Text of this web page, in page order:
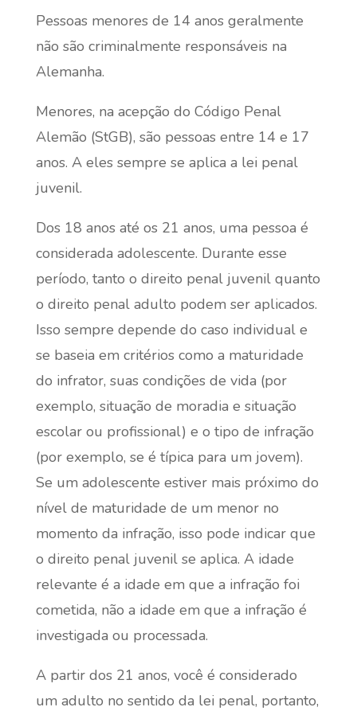
Pessoas menores de 14 anos geralmente
não são criminalmente responsáveis na
Alemanha.
Menores, na acepção do Código Penal
Alemão (StGB), são pessoas entre 14 e 17
anos. A eles sempre se aplica a lei penal
juvenil.
Dos 18 anos até os 21 anos, uma pessoa é
considerada adolescente. Durante esse
período, tanto o direito penal juvenil quanto
o direito penal adulto podem ser aplicados.
Isso sempre depende do caso individual e
se baseia em critérios como a maturidade
do infrator, suas condições de vida (por
exemplo, situação de moradia e situação
escolar ou profissional) e o tipo de infração
(por exemplo, se é típica para um jovem).
Se um adolescente estiver mais próximo do
nível de maturidade de um menor no
momento da infração, isso pode indicar que
o direito penal juvenil se aplica. A idade
relevante é a idade em que a infração foi
cometida, não a idade em que a infração é
investigada ou processada.
A partir dos 21 anos, você é considerado
um adulto no sentido da lei penal, portanto,